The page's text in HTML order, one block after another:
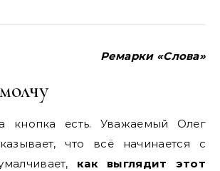
Ремарки «Слова»
кнопка есть. Уважаемый Олег
что всё начинается с
как выглядит этот